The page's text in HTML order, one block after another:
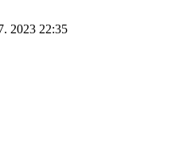
2023 22:35